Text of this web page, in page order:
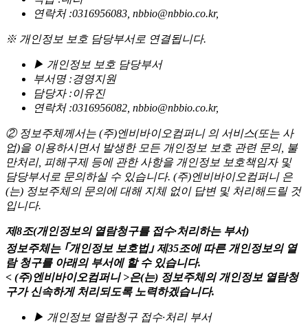
연락처 :0316956083, nbbio@nbbio.co.kr,
※ 개인정보 보호 담당부서로 연결됩니다.
▶ 개인정보 보호 담당부서
부서명 :경영지원
담당자 :이유진
연락처 :0316956082, nbbio@nbbio.co.kr,
② 정보주체께서는 (주)엔비바이오컴퍼니 의 서비스(또는 사
업)을 이용하시면서 발생한 모든 개인정보 보호 관련 문의, 불
만처리, 피해구제 등에 관한 사항을 개인정보 보호책임자 및
담당부서로 문의하실 수 있습니다. (주)엔비바이오컴퍼니 은
(는) 정보주체의 문의에 대해 지체 없이 답변 및 처리해드릴 것
입니다.
제8조(개인정보의 열람청구를 접수·처리하는 부서)
정보주체는 ｢개인정보 보호법｣ 제35조에 따른 개인정보의 열
람 청구를 아래의 부서에 할 수 있습니다.
< (주)엔비바이오컴퍼니 >은(는) 정보주체의 개인정보 열람청
구가 신속하게 처리되도록 노력하겠습니다.
▶ 개인정보 열람청구 접수·처리 부서